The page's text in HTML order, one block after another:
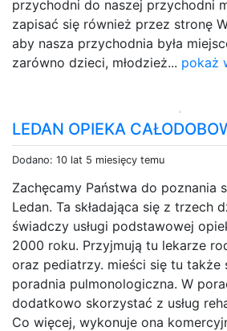
przychodni do naszej przychodni
zapisać się również przez stronę
aby nasza przychodnia była
zarówno dzieci, młodzież... pokaż
LEDAN OPIEKA
Dodano: 10 lat 5 miesięcy temu
Zachęcamy Państwa do poznania
Ledan. Ta składająca się z trzech
świadczy usługi podstawowej
2000 roku. Przyjmują tu lekarze
oraz pediatrzy. mieści się tu także
poradnia pulmonologiczna. W
dodatkowo skorzystać z usług
Co więcej, wykonuje ona